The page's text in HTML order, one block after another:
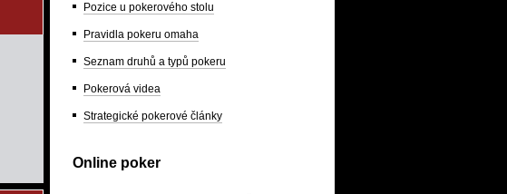
Pozice u pokerového stolu
Pravidla pokeru omaha
Seznam druhů a typů pokeru
Pokerová videa
Strategické pokerové články
Online poker